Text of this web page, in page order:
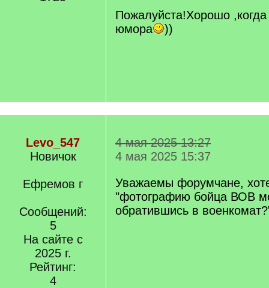
q
]
Пожалуйста!Хорошо ,когда
юмора
))
Levo_547
Новичок
Ефремов г
Сообщений:
5
На сайте с
2025 г.
Рейтинг:
4
4 мая 2025 13:27
4 мая 2025 15:37
Уважаемы форумчане,
"фотографию бойца ВОВ
обратившись в